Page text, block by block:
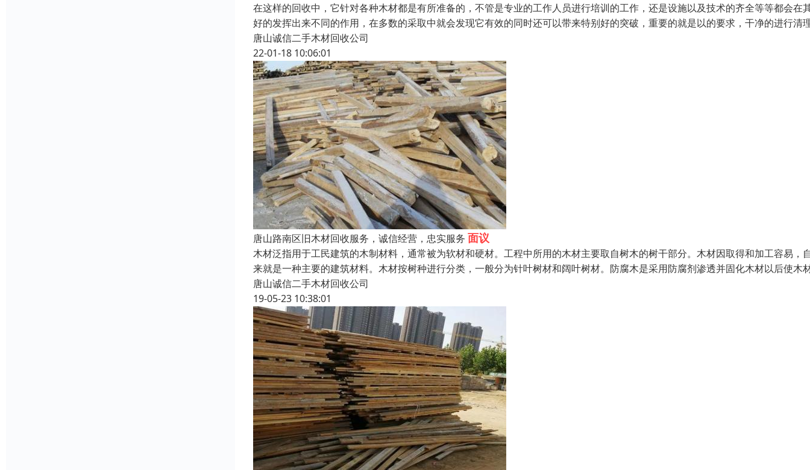
在这样的回收中，它针对各种木材都是有所准备的，不管是专业的工作人员进行培训的工作，还是设施以及技术的齐全等等都会在
好的发挥出来不同的作用，在多数的采取中就会发现它有效的同时还可以带来特别好的突破，重要的就是以的要求，干净的进行清
唐山诚信二手木材回收公司
22-01-18 10:06:01
唐山路南区旧木材回收服务，诚信经营，忠实服务 面议
木材泛指用于工民建筑的木制材料，通常被为软材和硬材。工程中所用的木材主要取自树木的树干部分。木材因取得和加工容易，
来就是一种主要的建筑材料。木材按树种进行分类，一般分为针叶树材和阔叶树材。防腐木是采用防腐剂渗透并固化木材以后使木
唐山诚信二手木材回收公司
19-05-23 10:38:01